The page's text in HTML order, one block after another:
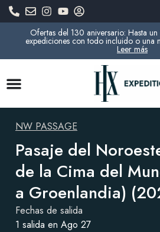
Ofertas del 130 aniversario: Hasta
expediciones con todo incluido o una
Leer más
NW PASSAGE
Pasaje del
de la Cima del
a Groenlandia)
Fechas de salida
1 salida en Ago 27